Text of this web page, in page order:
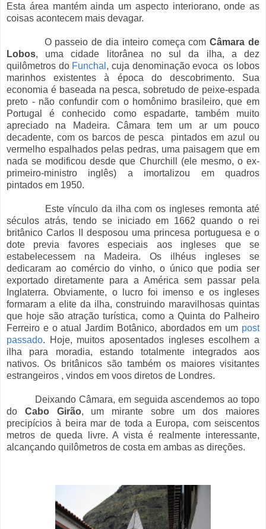
Esta área mantém ainda um aspecto interiorano, onde as
coisas acontecem mais devagar.
O passeio de dia inteiro começa comCâmara de
Lobos, uma cidade litorânea no sul da ilha, a dez
quilômetros do Funchal , cuja denominação evoca os lobos
marinhos existentes à época do descobrimento. Sua
economia é baseada na pesca, sobretudo de peixe-espada
preto - não confundir com o homônimo brasileiro, que em
Portugal é conhecido como espadarte, também muito
apreciado na Madeira. Câmara tem um ar um pouco
decadente, com os barcos de pesca pintados em azul ou
vermelho espalhados pelas pedras, uma paisagem que em
nada se modificou desde que Churchill (ele mesmo, o ex-
primeiro-ministro inglês) a imortalizou em quadros
pintados em 1950.
Este vínculo da ilha com os ingleses remonta até
séculos atrás, tendo se iniciado em 1662 quando o rei
britânico Carlos II desposou uma princesa portuguesa e o
dote previa favores especiais aos ingleses que se
estabelecessem na Madeira. Os ilhéus ingleses se
dedicaram ao comércio do vinho, o único que podia ser
exportado diretamente para a América sem passar pela
Inglaterra. Obviamente, o lucro foi imenso e os ingleses
formaram a elite da ilha, construindo maravilhosas quintas
que hoje são atração turística, como a Quinta do Palheiro
Ferreiro e o atual Jardim Botânico, abordados em um post
passado. Hoje, muitos aposentados ingleses escolhem a
ilha para moradia, estando totalmente integrados aos
nativos. Os britânicos são também os maiores visitantes
estrangeiros , vindos em voos diretos de Londres.
Deixando Câmara, em seguida ascendemos ao topo
do Cabo Girão, um mirante sobre um dos maiores
precipícios à beira mar de toda a Europa, com seiscentos
metros de queda livre. A vista é realmente interessante,
alcançando quilômetros de costa em ambas as direções.